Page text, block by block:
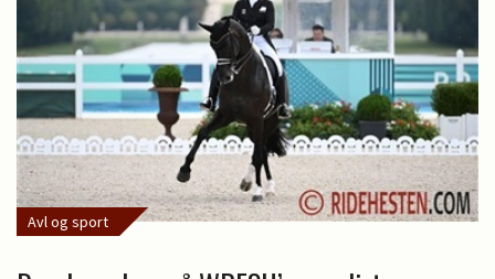
Avl og sport